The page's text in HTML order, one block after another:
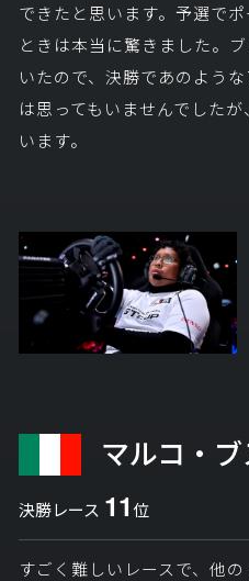
できたと思います。予選で
ときは本当に驚きました。
いたので、決勝であのよう
は思ってもいませんでした
います。
マルコ・ブ
決勝レース 11位
すごく難しいレースで、他